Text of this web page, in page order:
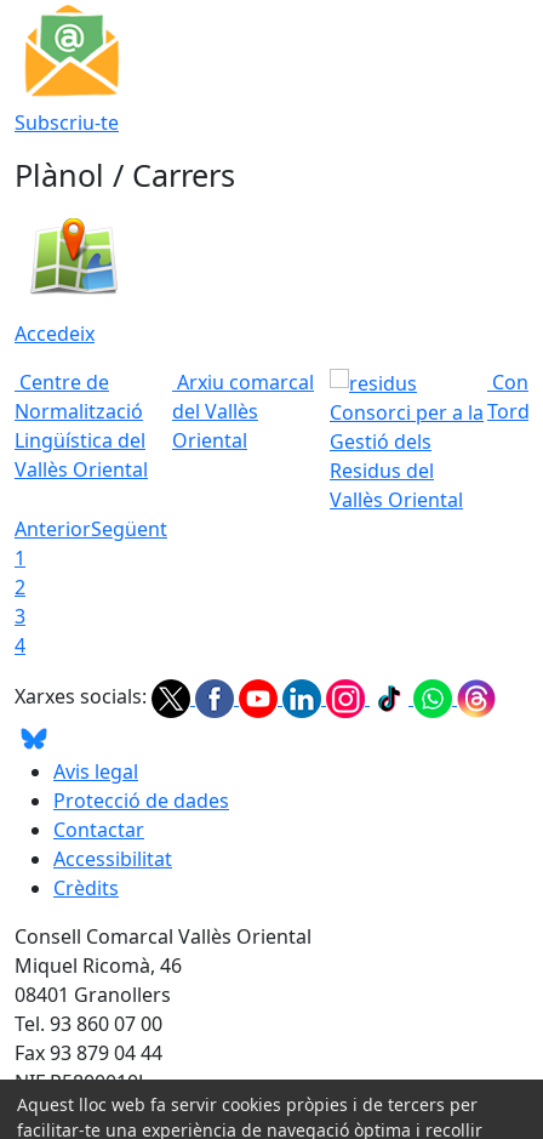
Subscriu-te
Plànol / Carrers
Accedeix
Centre de
Normalització
Lingüística del
Vallès Oriental
Arxiu comarcal
del Vallès
Oriental
Consorci per a la
Gestió dels
Residus del
Vallès Oriental
AnteriorSegüent
1
2
3
4
Xarxes socials:
Avis legal
Protecció de dades
Contactar
Accessibilitat
Crèdits
Consell Comarcal Vallès Oriental
Miquel Ricomà, 46
08401 Granollers
Tel. 93 860 07 00
Fax 93 879 04 44
NIF P5800010J
Amb la col·laboració de:
Aquest lloc web fa servir cookies pròpies i de tercers per
facilitar-te una experiència de navegació òptima i recollir